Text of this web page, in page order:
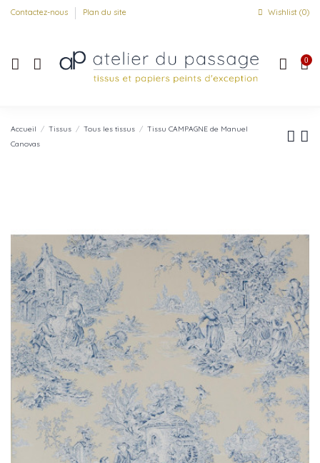
Contactez-nous Plan du site Wishlist (0)
0
Accueil Tissus Tous les tissus
Tissu CAMPAGNE de Manuel
Canovas